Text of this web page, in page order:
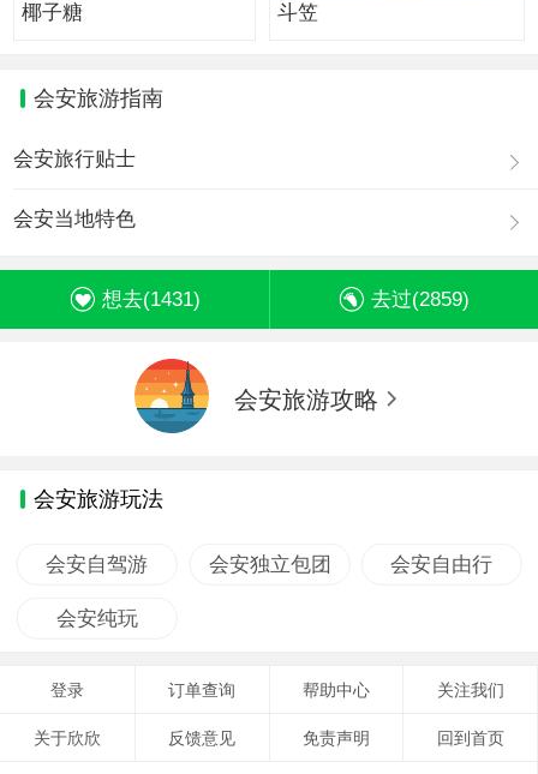
椰子糖 斗笠
会安旅游指南
会安旅行贴士
会安当地特色
想去(1431) 去过(2859)
会安旅游攻略
会安旅游玩法
会安自驾游 会安独立包团 会安自由行
会安纯玩
登录 订单查询 帮助中心 关注我们
关于欣欣 反馈意见 免责声明 回到首页